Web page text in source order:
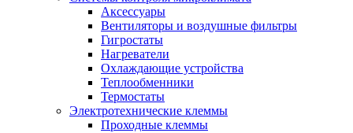
Аксессуары
Вентиляторы и воздушные фильтры
Гигростаты
Нагреватели
Охлаждающие устройства
Теплообменники
Термостаты
Электротехнические клеммы
Проходные клеммы